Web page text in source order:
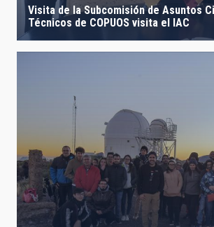
Visita de la Subcomisión de Asuntos
Técnicos de COPUOS visita el IAC